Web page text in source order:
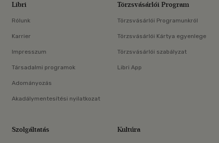
Libri
Rólunk
Karrier
Impresszum
Társadalmi programok
Adományozás
Akadálymentesítési nyilatkozat
Törzsvásárlói Program
Törzsvásárlói Programunkról
Törzsvásárlói Kártya egyenlege
Törzsvásárlói szabályzat
Libri App
Szolgáltatás Kultúra